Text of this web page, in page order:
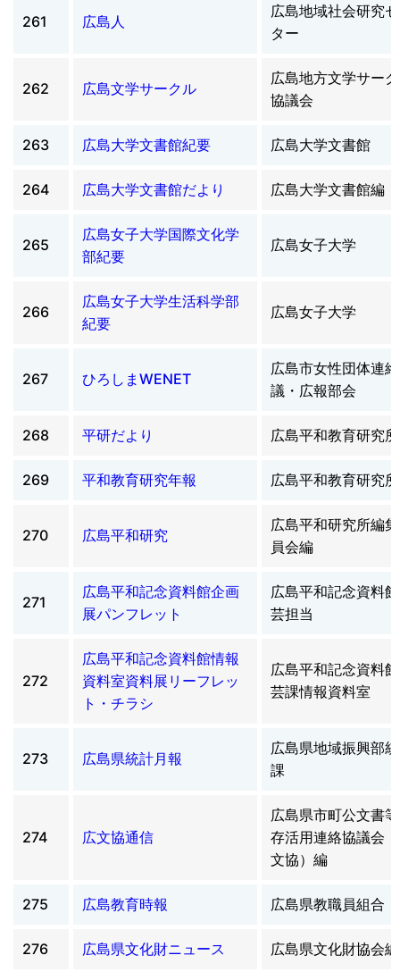
261 広島人
広島地域社会研究
ター
262 広島文学サークル
広島地方文学サー
協議会
263 広島大学文書館紀要 広島大学文書館
264 広島大学文書館だより 広島大学文書館編
265
広島女子大学国際文化学
部紀要
広島女子大学
266
広島女子大学生活科学部
紀要
広島女子大学
267 ひろしまWENET
広島市女性団体連
議・広報部会
268 平研だより 広島平和教育研究所
269 平和教育研究年報 広島平和教育研究
270 広島平和研究
広島平和研究所編
員会編
271
広島平和記念資料館企画
展パンフレット
広島平和記念資料
芸担当
272
広島平和記念資料館情報
資料室資料展リーフレッ
ト・チラシ
広島平和記念資料
芸課情報資料室
273 広島県統計月報
広島県地域振興部
課
274 広文協通信
広島県市町公文書
存活用連絡協議会
文協）編
275 広島教育時報 広島県教職員組合
276 広島県文化財ニュース 広島県文化財協会編